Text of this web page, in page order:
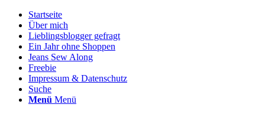
Startseite
Über mich
Lieblingsblogger gefragt
Ein Jahr ohne Shoppen
Jeans Sew Along
Freebie
Impressum & Datenschutz
Suche
Menü Menü